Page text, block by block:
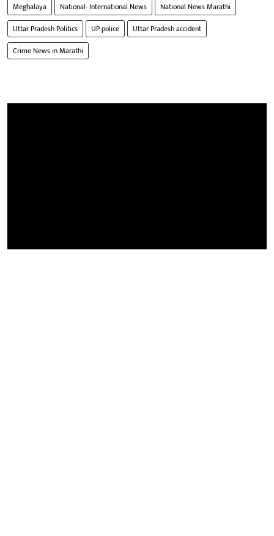
Meghalaya
National- International News
National News Marathi
Uttar Pradesh Politics
UP police
Uttar Pradesh accident
Crime News in Marathi